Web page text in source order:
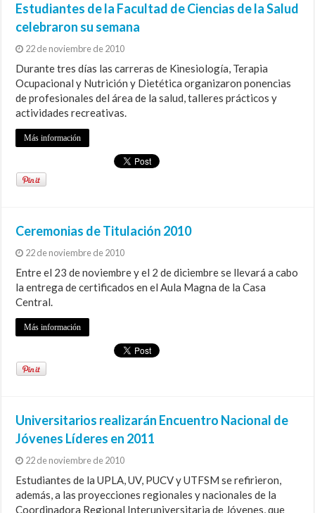
Estudiantes de la Facultad de Ciencias de la Salud
celebraron su semana
22 de noviembre de 2010
Durante tres días las carreras de Kinesiología, Terapia
Ocupacional y Nutrición y Dietética organizaron ponencias
de profesionales del área de la salud, talleres prácticos y
actividades recreativas.
Más información
Ceremonias de Titulación 2010
22 de noviembre de 2010
Entre el 23 de noviembre y el 2 de diciembre se llevará a cabo
la entrega de certificados en el Aula Magna de la Casa
Central.
Más información
Universitarios realizarán Encuentro Nacional de
Jóvenes Líderes en 2011
22 de noviembre de 2010
Estudiantes de la UPLA, UV, PUCV y UTFSM se refirieron,
además, a las proyecciones regionales y nacionales de la
Coordinadora Regional Interuniversitaria de Jóvenes, que